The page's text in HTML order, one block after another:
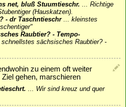
net, bluß Stuumtieschr. ... Richtige
(Hauskatzen).
- dr Taschntieschr... kleinstes
Raubtier? - Tempo-
sächsisches Raubtier? -
zu einem oft weiter
Ziel gehen, marschieren
... Wir sind kreuz und quer